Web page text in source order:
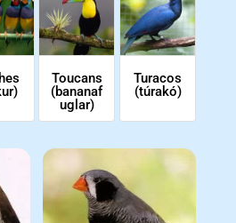
Toucans
(bananaf
uglar)
Turacos
(túrakó)